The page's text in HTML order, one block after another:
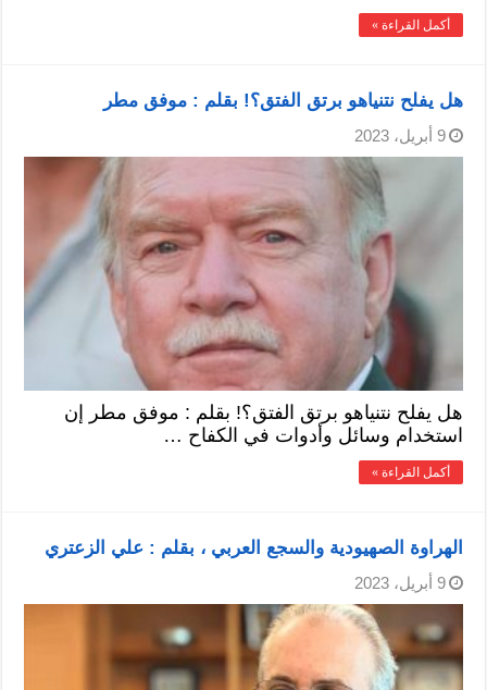
أكمل القراءة »
هل يفلح نتنياهو برتق الفتق؟! بقلم : موفق مطر
9 أبريل، 2023
هل يفلح نتنياهو برتق الفتق؟! بقلم : موفق مطر إن
استخدام وسائل وأدوات في الكفاح …
أكمل القراءة »
الهراوة الصهيودية والسجع العربي ، بقلم : علي الزعتري
9 أبريل، 2023